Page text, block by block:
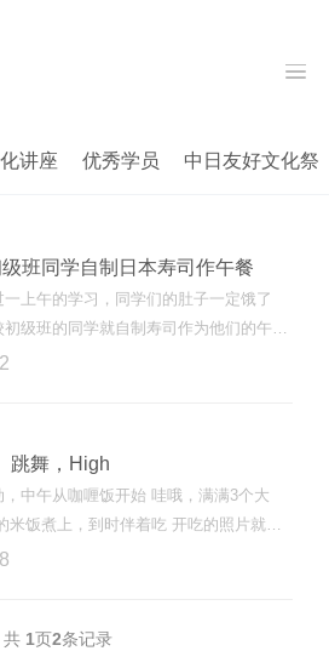
讲座 优秀学员 中日友好文化祭
班同学自制日本寿司作午餐
上午的学习，同学们的肚子一定饿了
级班的同学就自制寿司作为他们的午
厨艺，促进下大家的食欲！ 做寿司的...
跳舞，High
，中午从咖喱饭开始 哇哦，满满3个大
米饭煮上，到时伴着吃 开吃的照片就不
欲去狂吃，哇哈哈哈...... 下午的听...
共 1页2条记录